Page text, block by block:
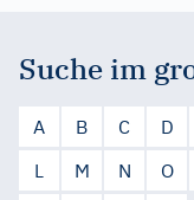
Suche im
A B C D
L
M N O